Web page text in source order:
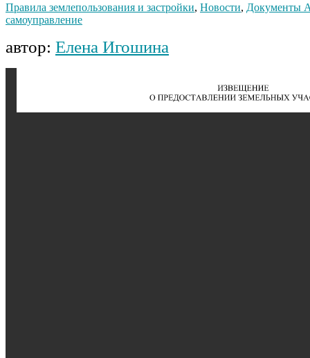
Правила землепользования и застройки, Новости, Документы
самоуправление
автор: Елена Игошина